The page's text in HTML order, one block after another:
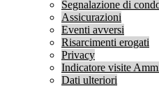
Segnalazione di
Assicurazioni
Eventi avversi
Risarcimenti erogati
Privacy
Indicatore visite
Dati ulteriori